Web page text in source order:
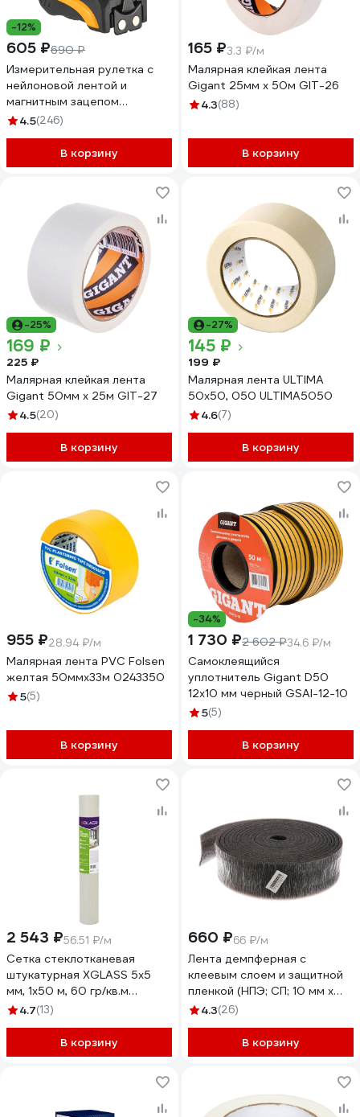
-12%
605 ₽690 ₽
Измерительная рулетка с
нейлоновой лентой и
магнитным зацепом
5.5x27мм Inforce 06-11-46
4.5(246)
В корзину
165 ₽3.3 ₽/м
Малярная клейкая лента
Gigant 25мм х 50м GIT-26
4.3(88)
В корзину
-25%
169 ₽
225 ₽
Малярная клейкая лента
Gigant 50мм x 25м GIT-27
4.5(20)
В корзину
-27%
145 ₽
199 ₽
Малярная лента ULTIMA
50x50, 050 ULTIMA5050
4.6(7)
В корзину
955 ₽28.94 ₽/м
Малярная лента PVC Folsen
желтая 50ммx33м 0243350
5(5)
В корзину
-34%
1 730 ₽2 602 ₽34.6 ₽/м
Самоклеящийся
уплотнитель Gigant D50
12х10 мм черный GSAI-12-10
5(5)
В корзину
2 543 ₽56.51 ₽/м
Сетка стеклотканевая
штукатурная XGLASS 5x5
мм, 1x50 м, 60 гр/кв.м
280035
4.7(13)
В корзину
660 ₽66 ₽/м
Лента демпферная с
клеевым слоем и защитной
пленкой (НПЭ; СП; 10 мм х
100 х 10 м) Ресурс 24013
4.3(26)
В корзину